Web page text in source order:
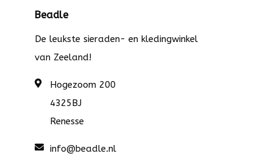
Beadle
De leukste sieraden- en kledingwinkel
van Zeeland!
Hogezoom 200
4325BJ
Renesse
info@beadle.nl